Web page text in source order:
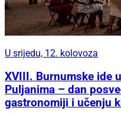
U srijedu, 12. kolovoza
XVIII. Burnumske ide
Puljanima – dan
gastronomiji i učenju